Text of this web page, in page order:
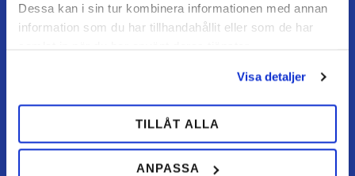
Dessa kan i sin tur kombinera informationen med annan
information som du har tillhandahållit eller som de har
Visa detaljer
TILLÅT ALLA
ANPASSA
0727-434 434